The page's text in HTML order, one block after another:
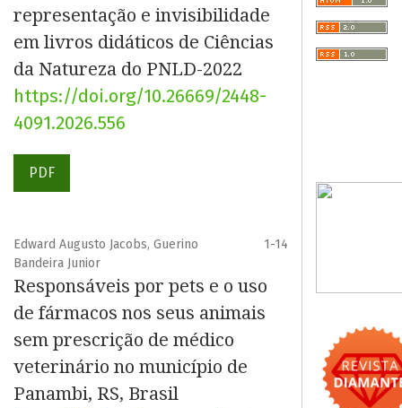
representação e invisibilidade
em livros didáticos de Ciências
da Natureza do PNLD-2022
https://doi.org/10.26669/2448-
4091.2026.556
PDF
Edward Augusto Jacobs, Guerino
Bandeira Junior
1-14
Responsáveis por pets e o uso
de fármacos nos seus animais
sem prescrição de médico
veterinário no município de
Panambi, RS, Brasil